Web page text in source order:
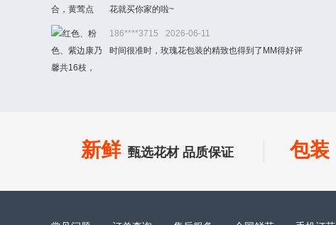
花就买你家的啦~
186****3715
2026-06-11
时间很准时，玫瑰花包装的精致也得到了MM得好评
新鲜 甄选花材 品质保证 包装